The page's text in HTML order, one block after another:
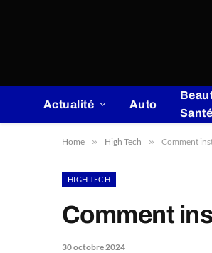
Actualité Auto
Santé
Home » High Tech » Comment
HIGH TECH
Comment
30 octobre 2024